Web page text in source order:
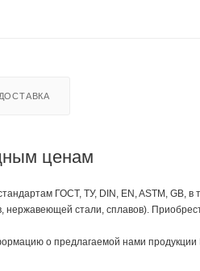
ДОСТАВКА
ценам
ГОСТ, ТУ, DIN, EN, ASTM, GB, в
нержавеющей стали, сплавов).
о предлагаемой нами